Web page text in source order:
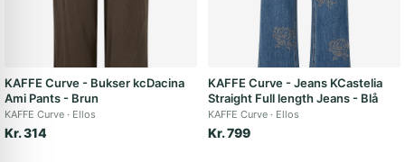
KAFFE Curve - Bukser kcDacina
Ami Pants - Brun
KAFFE Curve Ellos
Kr. 314
KAFFE Curve - Jeans KCastelia
Straight Full length Jeans - Blå
KAFFE Curve Ellos
Kr. 799